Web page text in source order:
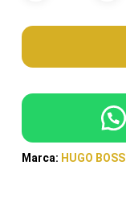
Marca: HUGO BOSS